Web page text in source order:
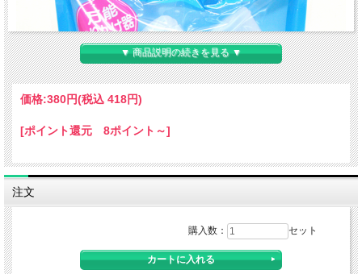
▼ 商品説明の続きを見る ▼
価格:380円(税込 418円)
[ポイント還元 8ポイント～]
注文
購入数： セット